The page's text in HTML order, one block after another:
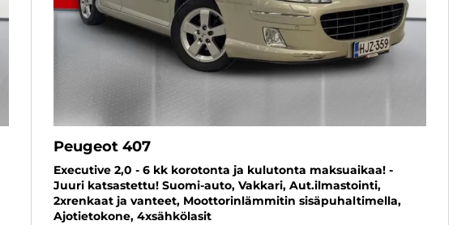
Peugeot 407
Executive 2,0 - 6 kk korotonta ja kulutonta maksuaikaa! -
Juuri katsastettu! Suomi-auto, Vakkari, Aut.ilmastointi,
2xrenkaat ja vanteet, Moottorinlämmitin sisäpuhaltimella,
Ajotietokone, 4xsähkölasit